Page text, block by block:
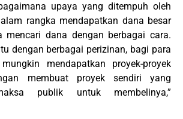
upaya yang ditempuh oleh
rangka mendapatkan dana besar
mencari dana dengan berbagai cara.
dengan berbagai perizinan, bagi para
mendapatkan proyek-proyek
membuat proyek sendiri yang
publik untuk membelinya,”